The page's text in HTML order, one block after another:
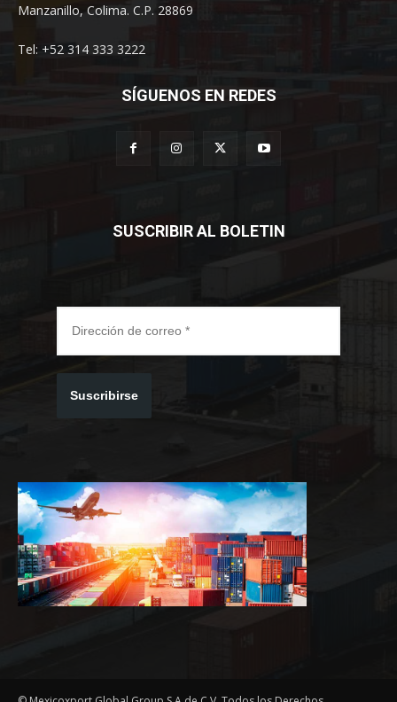
Manzanillo, Colima. C.P. 28869
Tel: +52 314 333 3222
SÍGUENOS EN REDES
SUSCRIBIR AL BOLETIN
Suscribirse